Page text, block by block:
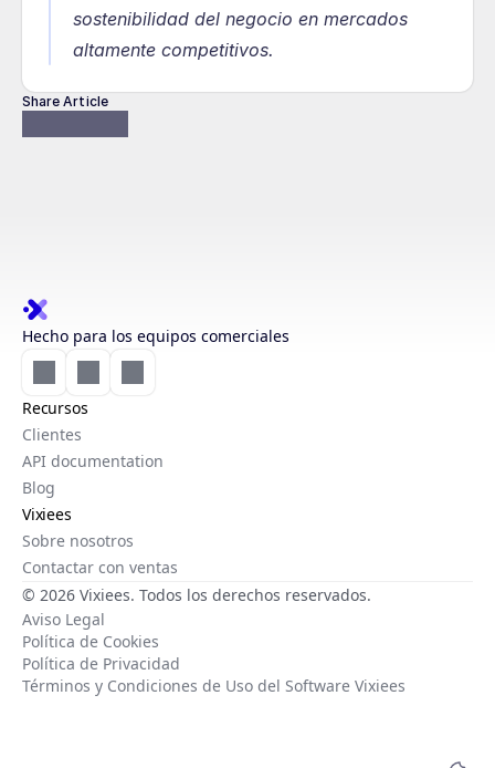
sostenibilidad del negocio en mercados
altamente competitivos.
Share Article
Hecho para los equipos comerciales
Recursos
Clientes
API documentation
Blog
Vixiees
Sobre nosotros
Contactar con ventas
© 2026 Vixiees. Todos los derechos reservados.
Aviso Legal
Política de Cookies
Política de Privacidad
Términos y Condiciones de Uso del Software Vixiees